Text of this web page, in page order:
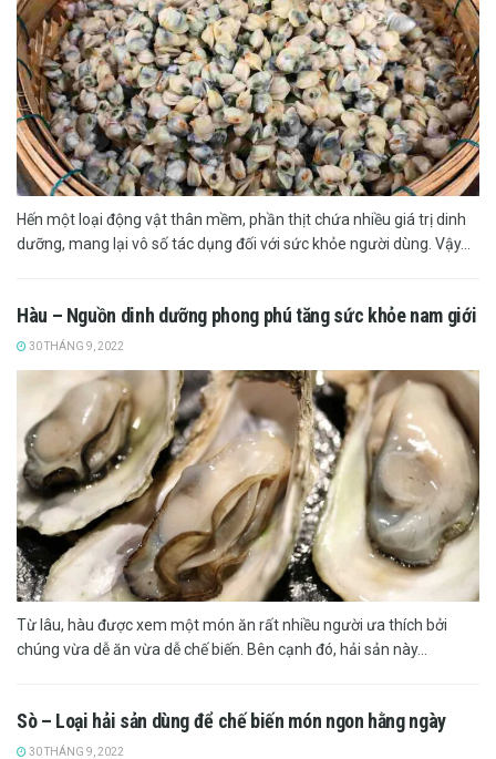
Hến một loại động vật thân mềm, phần thịt chứa nhiều giá trị dinh
dưỡng, mang lại vô số tác dụng đối với sức khỏe người dùng. Vậy...
Hàu – Nguồn dinh dưỡng phong phú tăng sức khỏe nam giới
30 THÁNG 9, 2022
Từ lâu, hàu được xem một món ăn rất nhiều người ưa thích bởi
chúng vừa dễ ăn vừa dễ chế biến. Bên cạnh đó, hải sản này...
Sò – Loại hải sản dùng để chế biến món ngon hằng ngày
30 THÁNG 9, 2022